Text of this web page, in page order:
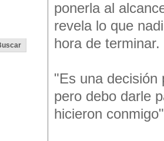
ponerla al
revela lo que
hora de terminar.
"Es una decisión
pero debo darle
hicieron